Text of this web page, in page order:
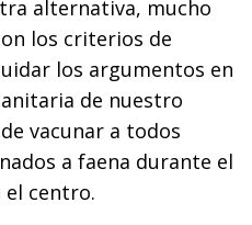
alternativa, mucho
los criterios de
los argumentos en
de nuestro
vacunar a todos
a faena durante el
el centro.